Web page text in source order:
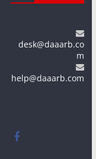
desk@daaarb.co
m
help@daaarb.com